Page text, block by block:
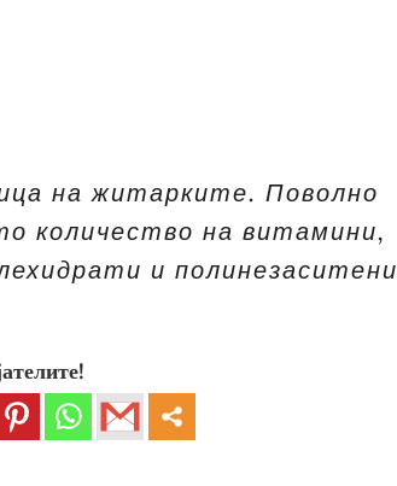
на житарките. Поволно
количество на витамини,
и полинезаситени